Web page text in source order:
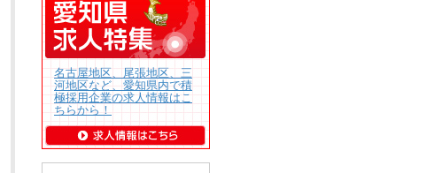
名古屋地区、尾張地区、三
河地区など、愛知県内で積
極採用企業の求人情報はこ
ちらから！